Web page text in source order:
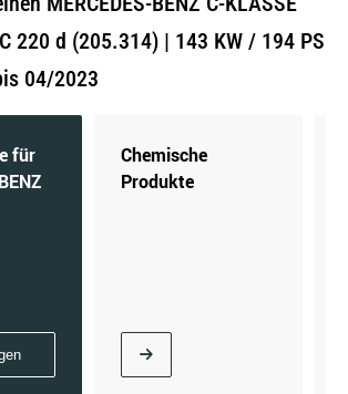
220 d (205.314) | 143 KW / 194 PS
04/2023
für
Chemische
Produkte